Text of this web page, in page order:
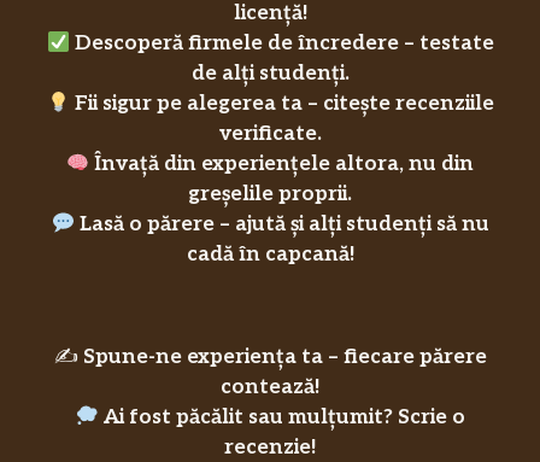
licență!
Descoperă firmele de încredere – testate
de alți studenți.
Fii sigur pe alegerea ta – citește recenziile
verificate.
Învață din experiențele altora, nu din
greșelile proprii.
Lasă o părere – ajută și alți studenți să nu
cadă în capcană!
✍️ Spune-ne experiența ta – fiecare părere
contează!
Ai fost păcălit sau mulțumit? Scrie o
recenzie!